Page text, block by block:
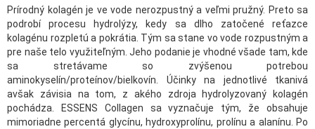
Prírodný kolagén je ve vode nerozpustný a veľmi pružný. Preto sa
podrobí procesu hydrolýzy, kedy sa dlho zatočené reťazce
kolagénu rozpletú a pokrátia. Tým sa stane vo vode rozpustným a
pre naše telo využiteľným. Jeho podanie je vhodné všade tam, kde
sa stretávame so zvýšenou potrebou
aminokyselín/proteínov/bielkovín. Účinky na jednotlivé tkanivá
avšak závisia na tom, z akého zdroja hydrolyzovaný kolagén
pochádza. ESSENS Collagen sa vyznačuje tým, že obsahuje
mimoriadne percentá glycínu, hydroxyprolínu, prolínu a alanínu. Po